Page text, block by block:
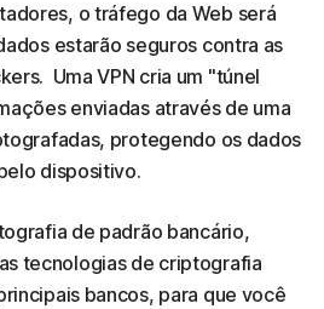
o tráfego da Web será
estarão seguros contra as
Uma VPN cria um "túnel
enviadas através de uma
protegendo os dados
dispositivo.
de padrão bancário,
tecnologias de criptografia
bancos, para que você